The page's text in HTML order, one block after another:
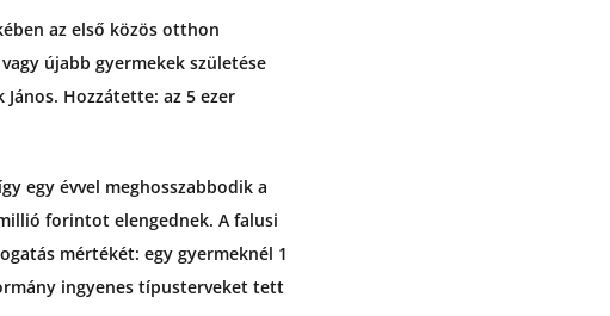
az első közös otthon
újabb gyermekek születése
Hozzátette: az 5 ezer
egy évvel meghosszabbodik a
forintot elengednek. A falusi
mértékét: egy gyermeknél 1
ingyenes típusterveket tett